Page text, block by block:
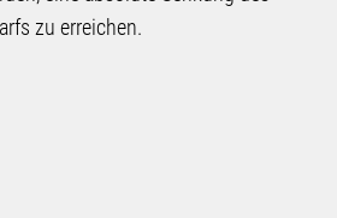
zu erreichen.